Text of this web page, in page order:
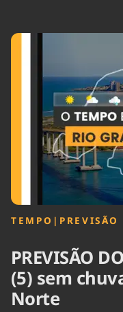
Brasil Mineral
Tecnologia
TEMPO |
PREVISÃO
(5) sem
Norte